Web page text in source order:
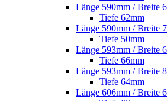
Länge 590mm / Breite
Tiefe 62mm
Länge 590mm / Breite
Tiefe 50mm
Länge 593mm / Breite
Tiefe 66mm
Länge 593mm / Breite
Tiefe 64mm
Länge 606mm / Breite